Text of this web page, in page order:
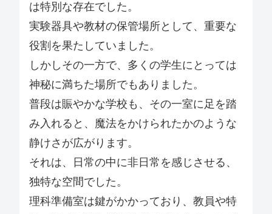
は特別な存在でした。
実験器具や教材の保管場所として、重要な
役割を果たしていました。
しかしその一方で、多くの学生にとっては
神秘に満ちた場所でもありました。
普段は賑やかな学校も、その一室に足を踏
み入れると、魔法をかけられたかのような
静けさが広がります。
それは、日常の中に非日常を感じさせる、
独特な空間でした。
理科準備室は鍵がかかっており、教員や特